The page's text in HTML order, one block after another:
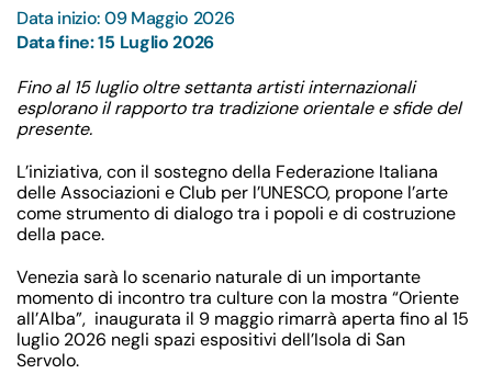
Data inizio: 09 Maggio 2026
Data fine: 15 Luglio 2026
Fino al 15 lugliooltre settanta artisti internazionali
esplorano il rapporto tra tradizione orientale e sfide del
presente.
L’iniziativa, con il sostegno della Federazione Italiana
delle Associazioni e Club per l’UNESCO, propone l’arte
come strumento di dialogo tra i popoli e di costruzione
della pace.
Venezia sarà lo scenario naturale di un importante
momento di incontro tra culture con la mostra “Oriente
all’Alba”, inaugurata il 9 maggio rimarrà aperta finoal 15
luglio 2026 negli spazi espositivi dell’Isola di San
Servolo.